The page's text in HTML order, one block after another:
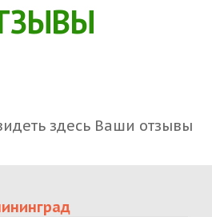
здесь Ваши отзывы